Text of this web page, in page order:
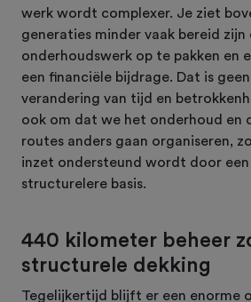
werk wordt complexer. Je ziet
generaties minder vaak bereid zijn
onderhoudswerk op te pakken en
een financiële bijdrage. Dat is
verandering van tijd en
ook om dat we het onderhoud en
routes anders gaan organiseren,
inzet ondersteund wordt door een
structurelere basis.
440 kilometer beheer
structurele dekking
Tegelijkertijd blijft er een enorme